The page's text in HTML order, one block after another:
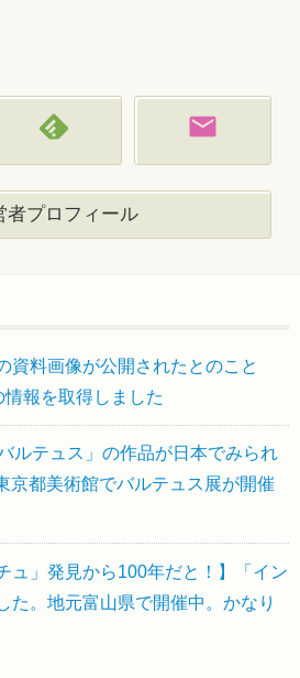
者プロフィール
資料画像が公開されたとのこと
報を取得しました
ルテュス」の作品が日本でみられ
京都美術館でバルテュス展が開催
ュ」発見から100年だと！】「イン
た。地元富山県で開催中。かなり